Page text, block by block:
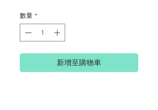
數量 *
新增至購物車